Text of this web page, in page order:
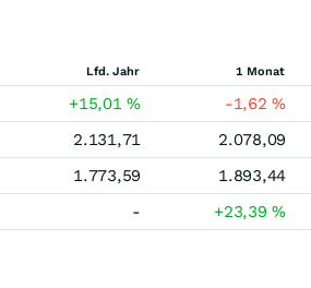
Lfd. Jahr 1 Monat
+15,01% -1,62%
2.131,71 2.078,09
1.773,59 1.893,44
- +23,39%